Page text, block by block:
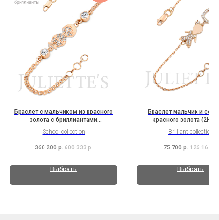
Браслет с мальчиком из красного
золота с бриллиантами
(2C1B13C1Cl3K2Bc1b)
School collection
360 200 р. 600 333 р.
Выбрать
Браслет мальчик и
красного золота
Brilliant collection
75 700 р. 126 167
Выбрать